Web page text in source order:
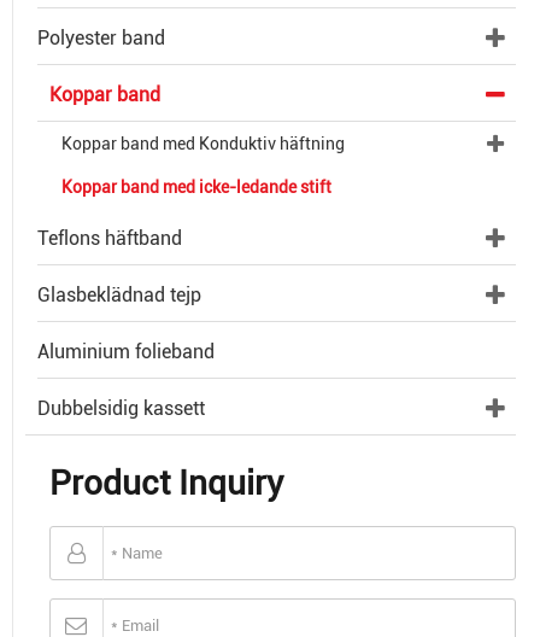
Polyester band
Koppar band
Koppar band med Konduktiv häftning
Koppar band med icke-ledande stift
Teflons häftband
Glasbeklädnad tejp
Aluminium folieband
Dubbelsidig kassett
Product Inquiry